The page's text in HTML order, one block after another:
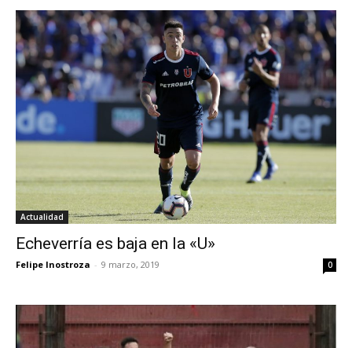
Actualidad
Echeverría es baja en la «U»
Felipe Inostroza - 9 marzo, 2019 0